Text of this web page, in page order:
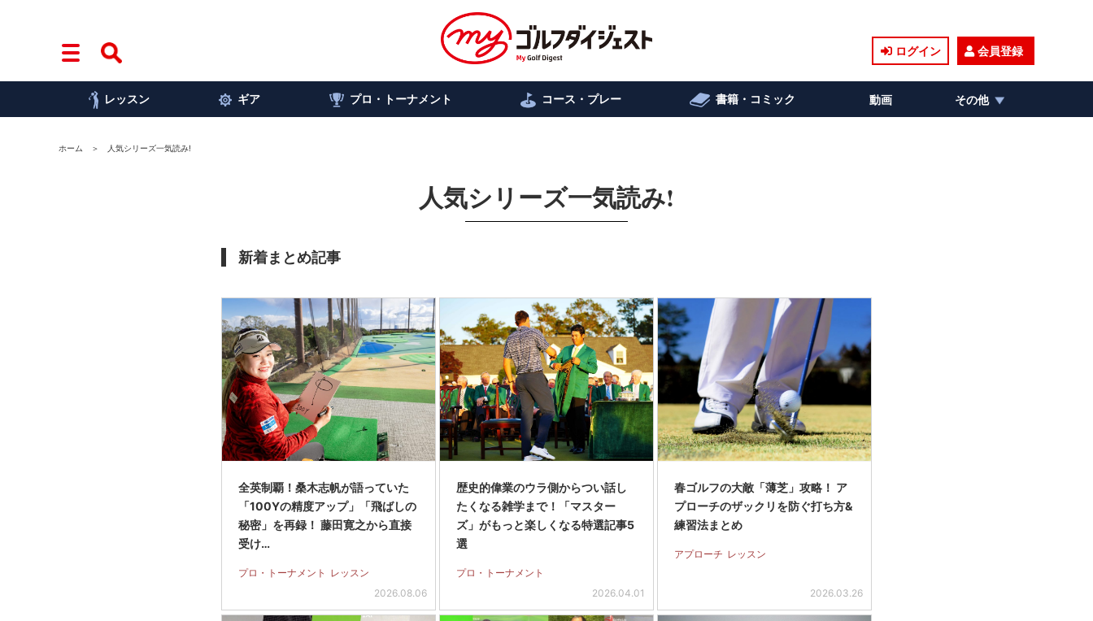
ログイン 会員登録
レッスン ギア プロ・トーナメント コース・プレー 書籍・コミック 動画 その他
ホーム 人気シリーズ一気読み!
人気シリーズ一気読み!
新着まとめ記事
全英制覇！桑木志帆が語っていた
「100Yの精度アップ」「飛ばしの
秘密」を再録！ 藤田寛之から直接
受け…
プロ・トーナメント レッスン
2026.08.06
歴史的偉業のウラ側からつい話し
たくなる雑学まで！「マスター
ズ」がもっと楽しくなる特選記事5
選
プロ・トーナメント
2026.04.01
春ゴルフの大敵「薄芝」攻略！ ア
プローチのザックリを防ぐ打ち方&
練習法まとめ
アプローチ レッスン
2026.03.26